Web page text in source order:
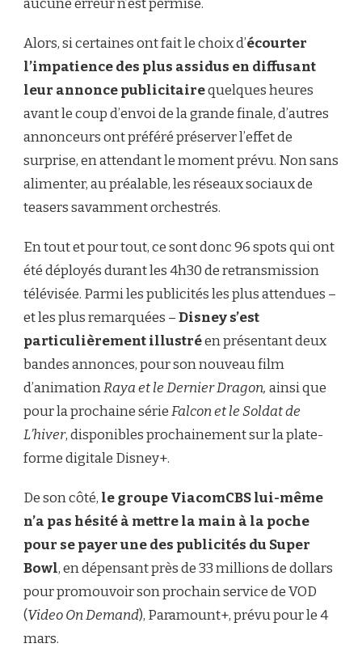
aucune erreur n’est permise.
Alors, si certaines ont fait le choix d’écourter
l’impatience des plus assidus en diffusant
leur annonce publicitairequelques heures
avant le coup d’envoi de la grande finale, d’autres
annonceurs ont préféré préserver l’effet de
surprise, en attendant le moment prévu. Non sans
alimenter, au préalable, les réseaux sociaux de
teasers savamment orchestrés.
En tout et pour tout, ce sont donc 96 spots qui ont
été déployés durant les 4h30 de retransmission
télévisée. Parmi les publicités les plus attendues –
et les plus remarquées –Disney s’est
particulièrement illustréen présentant deux
bandes annonces, pour son nouveau film
d’animationRaya et le Dernier Dragon, ainsi que
pour la prochaine sérieFalcon et le Soldat de
L’hiver, disponibles prochainement sur la plate-
forme digitale Disney+.
De son côté, le groupe ViacomCBS lui-même
n’a pas hésité à mettre la main à la poche
pour se payer une des publicités du Super
Bowl, en dépensant près de 33 millions de dollars
pour promouvoir son prochain service de VOD
(Video On Demand), Paramount+, prévu pour le 4
mars.